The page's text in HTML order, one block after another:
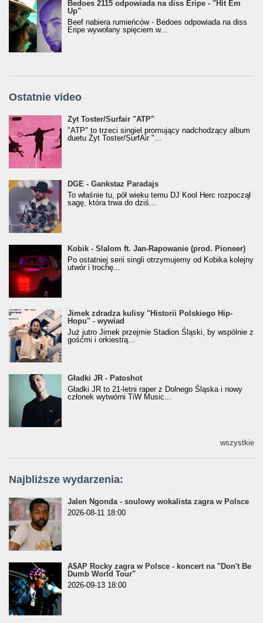
Bedoes 2115 odpowiada na diss Eripe - "Hit Em
Up"
Beef nabiera rumieńców - Bedoes odpowiada na diss
Eripe wywołany spięciem w...
Ostatnie video
Żyt Toster/SurfAir - ATP VIDEO
Żyt Toster/Surfair "ATP"
"ATP" to trzeci singiel promujący nadchodzący album
duetu Żyt Toster/SurfAir "...
donGURALesko z nagrodą za
Klasyczny/Trueschoolowy Album Roku
(Popkillery 2023)
DGE - Gankstaz Paradajs
To właśnie tu, pół wieku temu DJ Kool Herc rozpoczął
sagę, która trwa do dziś...
Kobik - Slalom ft. Jan-Rapowanie (prod. Pioneer)
[Official Music Visualiser]
Kobik - Slalom ft. Jan-Rapowanie (prod. Pioneer)
Po ostatniej serii singli otrzymujemy od Kobika kolejny
utwór i trochę...
Jimek zdradza kulisy "Historii Polskiego Hip-
Hopu" - wywiad
Jimek zdradza kulisy "Historii Polskiego Hip-
Hopu" - wywiad
Już jutro Jimek przejmie Stadion Śląski, by wspólnie z
gośćmi i orkiestrą...
Gładki JR - Patoshot
Gładki JR - Patoshot
Gładki JR to 21-letni raper z Dolnego Śląska i nowy
członek wytwórni TiW Music...
wszystkie
Najbliższe wydarzenia:
Jalen Ngonda - soulowy wokalista zagra w Polsce
2026-08-11 18:00
A$AP Rocky zagra w Polsce - koncert na "Don't Be
Dumb World Tour"
2026-09-13 18:00